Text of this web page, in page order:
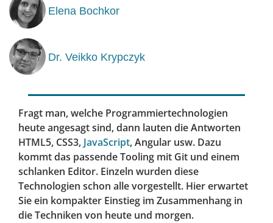
Elena Bochkor
Dr. Veikko Krypczyk
Fragt man, welche Programmiertechnologien
heute angesagt sind, dann lauten die Antworten
HTML5, CSS3, JavaScript, Angular usw. Dazu
kommt das passende Tooling mit Git und einem
schlanken Editor. Einzeln wurden diese
Technologien schon alle vorgestellt. Hier erwartet
Sie ein kompakter Einstieg im Zusammenhang in
die Techniken von heute und morgen.